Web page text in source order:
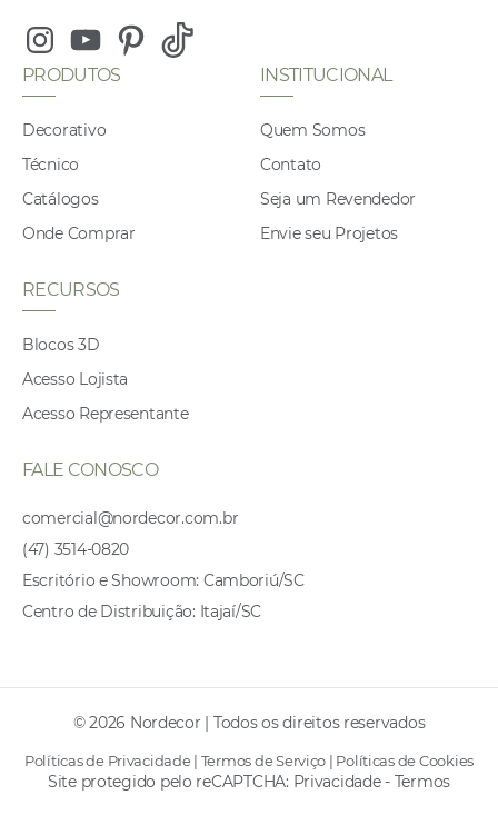
InstagramYoutubePinterest
Tiktok
PRODUTOS
Decorativo
Técnico
Catálogos
Onde Comprar
INSTITUCIONAL
Quem Somos
Contato
Seja um Revendedor
Envie seu Projetos
RECURSOS
Blocos 3D
Acesso Lojista
Acesso Representante
FALE CONOSCO
comercial@nordecor.com.br
(47) 3514-0820
Escritório e Showroom: Camboriú/SC
Centro de Distribuição: Itajaí/SC
© 2026 Nordecor | Todos os direitos reservados
Políticas de Privacidade| Termos de Serviço | Políticas de Cookies
Site protegido pelo reCAPTCHA: Privacidade- Termos